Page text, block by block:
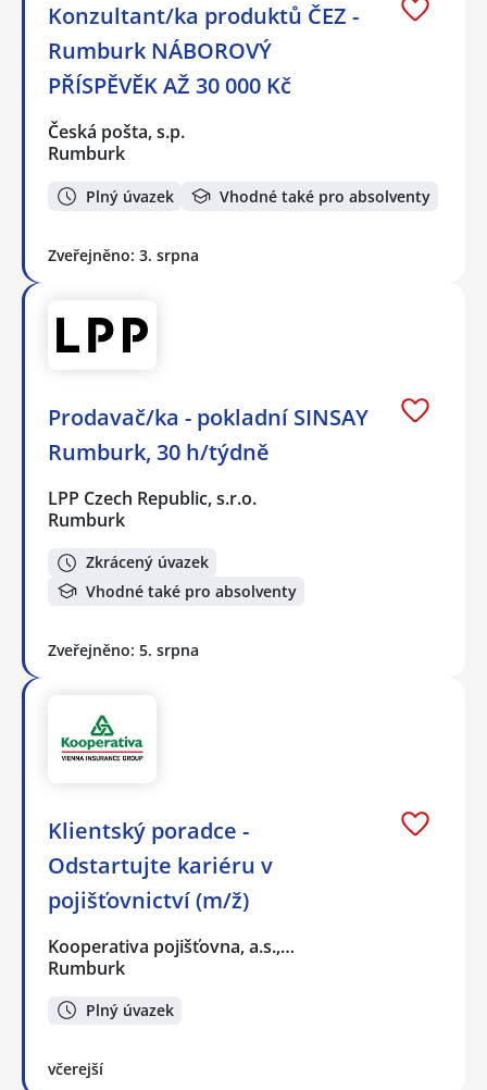
Konzultant/ka produktů ČEZ -
Rumburk NÁBOROVÝ
PŘÍSPĚVĚK AŽ 30 000 Kč
Česká pošta, s.p.
Rumburk
Plný úvazek Vhodné také pro absolventy
Zveřejněno: 3. srpna
Prodavač/ka - pokladní SINSAY
Rumburk, 30 h/týdně
LPP Czech Republic, s.r.o.
Rumburk
Zkrácený úvazek
Vhodné také pro absolventy
Zveřejněno: 5. srpna
Klientský poradce -
Odstartujte kariéru v
pojišťovnictví (m/ž)
Kooperativa pojišťovna, a.s.,…
Rumburk
Plný úvazek
včerejší